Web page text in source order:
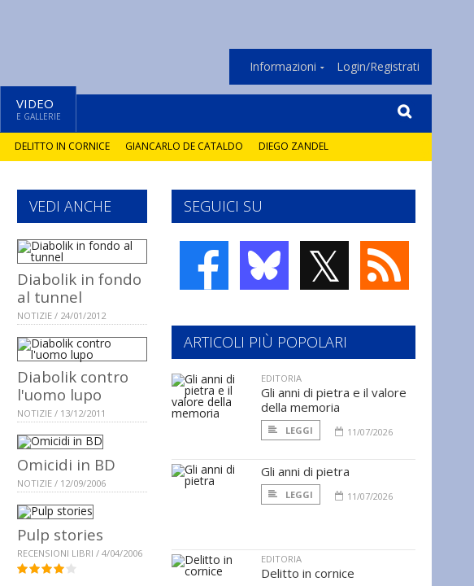
Informazioni Login/Registrati
VIDEO
E GALLERIE
DELITTO IN CORNICE GIANCARLO DE CATALDO DIEGO ZANDEL
SEGUICI SU
𝕏
VEDI ANCHE
Diabolik in fondo
al tunnel
NOTIZIE / 24/01/2012
Diabolik contro
l'uomo lupo
NOTIZIE / 13/12/2011
Omicidi in BD
NOTIZIE / 12/09/2006
Pulp stories
RECENSIONI LIBRI / 4/04/2006
ARTICOLI PIÙ POPOLARI
EDITORIA
Gli anni di pietra e il valore
della memoria
LEGGI 11/07/2026
Gli anni di pietra
LEGGI 11/07/2026
EDITORIA
Delitto in cornice